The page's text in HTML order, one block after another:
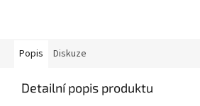
Popis Diskuze
Detailní popis produktu